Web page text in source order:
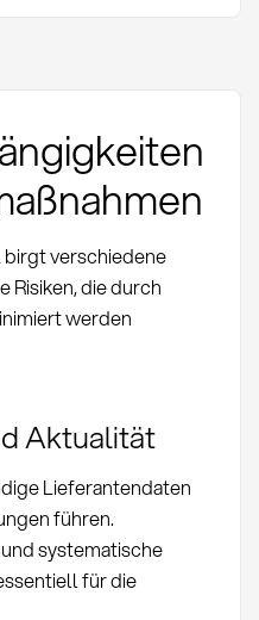
birgt verschiedene
Risiken, die durch
werden
Aktualität
Lieferantendaten
führen.
systematische
für die